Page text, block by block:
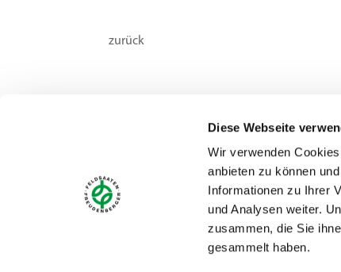
Diese Webseite
Wir verwenden
anbieten zu können
Informationen zu Ihrer
und Analysen weiter.
zusammen, die Sie
gesammelt haben.
zurück
Kontakt
Feldsaaten Freudenberger GmbH & Co. KG